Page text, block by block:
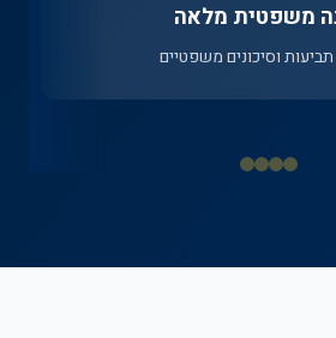
משפטית מלאה
וסיכונים משפטיים